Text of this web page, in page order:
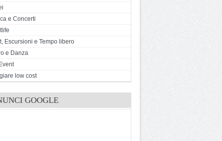
e Concerti
Escursioni e Tempo libero
e Danza
low cost
GOOGLE